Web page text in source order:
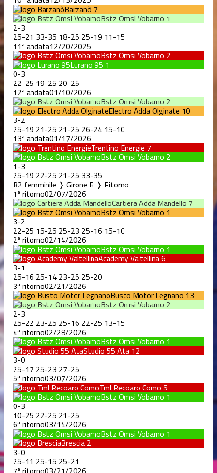
Barzanò 7
Bstz Omsi Vobarno 1
2-3
25-21 33-35 18-25 25-19 11-15
11ª andata12/20/2025
Bstz Omsi Vobarno 2
Lurano 95 1
0-3
22-25 19-25 20-25
12ª andata01/10/2026
Bstz Omsi Vobarno 2
Electro Adda Olginate 10
3-2
25-19 21-25 21-25 26-24 15-10
13ª andata01/17/2026
Trentino Energie 7
Bstz Omsi Vobarno 2
1-3
25-19 22-25 21-25 33-35
B2 femminile ❭ Girone B ❭ Ritorno
1ª ritorno02/07/2026
Cartiera Adda Mandello 7
Bstz Omsi Vobarno 1
3-2
22-25 15-25 25-23 25-16 15-10
2ª ritorno02/14/2026
Bstz Omsi Vobarno 1
Academy Valtellina6
3-1
25-16 25-14 23-25 25-20
3ª ritorno02/21/2026
Busto Motor Legnano 13
Bstz Omsi Vobarno 2
2-3
25-22 23-25 25-16 22-25 13-15
4ª ritorno02/28/2026
Bstz Omsi Vobarno 1
Studio 55 Ata 12
3-0
25-17 25-23 27-25
5ª ritorno03/07/2026
Tml Recoaro Como 5
Bstz Omsi Vobarno 1
0-3
10-25 22-25 21-25
6ª ritorno03/14/2026
Bstz Omsi Vobarno 1
Brescia 2
3-0
25-11 25-15 25-21
7ª ritorno03/21/2026